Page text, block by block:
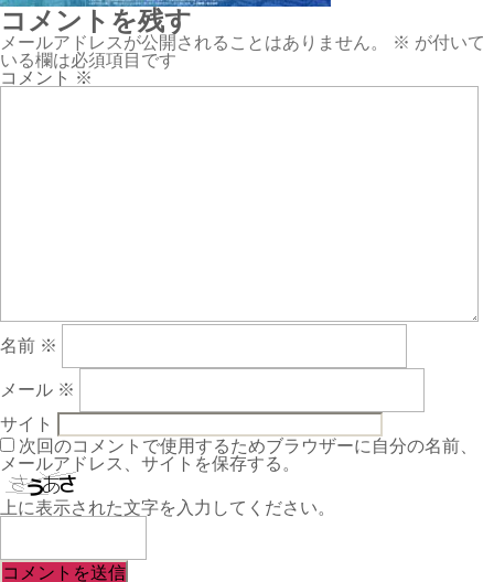
コメントを残す
メールアドレスが公開されることはありません。 ※ が付いて
いる欄は必須項目です
コメント ※
名前 ※
メール ※
サイト
次回のコメントで使用するためブラウザーに自分の名前、
メールアドレス、サイトを保存する。
上に表示された文字を入力してください。